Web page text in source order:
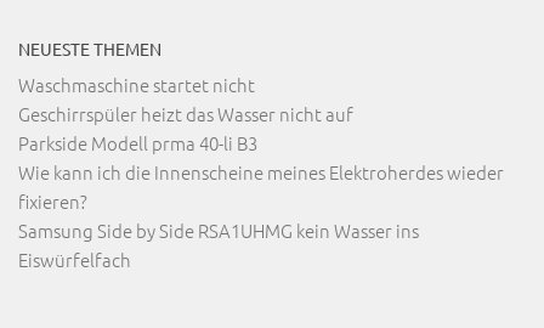
NEUESTE THEMEN
Waschmaschine startet nicht
Geschirrspüler heizt das Wasser nicht auf
Parkside Modell prma 40-li B3
Wie kann ich die Innenscheine meines Elektroherdes wieder
fixieren?
Samsung Side by Side RSA1UHMG kein Wasser ins
Eiswürfelfach